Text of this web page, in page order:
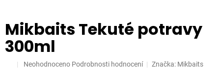
Mikbaits Tekuté potravy
300ml
Průměrné
Neohodnoceno Podrobnosti hodnocení Značka: Mikbaits